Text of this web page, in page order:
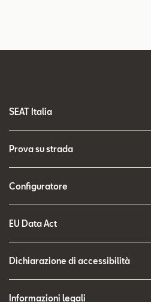
SEAT Italia
Prova su strada
Configuratore
EU Data Act
Dichiarazione di accessibilità
Informazioni legali